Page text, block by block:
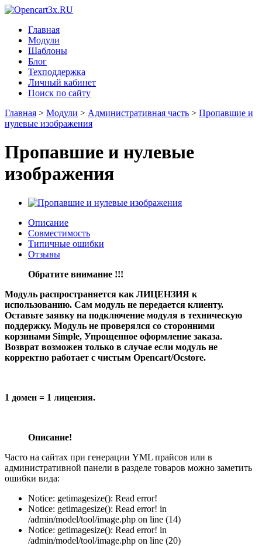
Главная
Модули
Шаблоны
Блог
Техподдержка
Личный кабинет
Поиск по сайту
Главная > Модули > Административная часть > Пропавшие и
нулевые изображения
Пропавшие и нулевые
изображения
Описание
Совместимость
Типичные ошибки
Отзывы
Обратите внимание !!!
Модуль распространяется как ЛИЦЕНЗИЯ к
использованию. Сам модуль не передается клиенту.
Оставьте заявку на подключение модуля в техническую
поддержку. Модуль не проверялся со сторонними
корзинами Simple, Упрощенное оформление заказа.
Возврат возможен только в случае если модуль не
корректно работает с чистым Opencart/Ocstore.
1 домен = 1 лицензия.
Описание!
Часто на сайтах при генерации YML прайсов или в
административной панели в разделе товаров можно заметить
ошибки вида:
Notice: getimagesize(): Read error!
Notice: getimagesize(): Read error! in
/admin/model/tool/image.php on line (14)
Notice: getimagesize(): Read error! in
/admin/model/tool/image.php on line (20)